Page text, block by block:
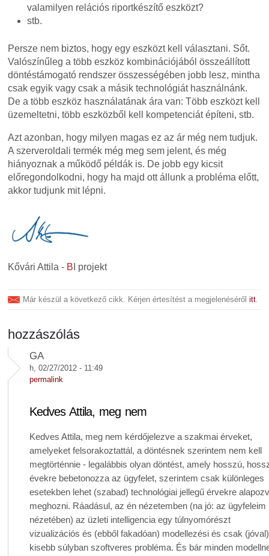
valamilyen relációs riportkészítő eszközt?
stb.
Persze nem biztos, hogy egy eszközt kell választani. Sőt.
Valószínűleg a több eszköz kombinációjából összeállított
döntéstámogató rendszer összességében jobb lesz, mintha
csak egyik vagy csak a másik technológiát használnánk.
De a több eszköz használatának ára van: Több eszközt kell
üzemeltetni, több eszközből kell kompetenciát építeni, stb.
Azt azonban, hogy milyen magas ez az ár még nem tudjuk.
A szerveroldali termék még meg sem jelent, és még
hiányoznak a működő példák is. De jobb egy kicsit
előregondolkodni, hogy ha majd ott állunk a probléma előtt,
akkor tudjunk mit lépni.
Kővári Attila - B I projekt
Már készül a következő cikk. Kérjen értesítést a megjelenésérőlitt.
hozzászólás
GA
h, 02/27/2012 - 11:49
permalink
Kedves Attila, meg nem
Kedves Attila, meg nem kérdőjelezve a szakmai érveket,
amelyeket felsorakoztattál, a döntésnek szerintem nem kell
megtörténnie - legalábbis olyan döntést, amely hosszú,
évekre bebetonozza az ügyfelet, szerintem csak különleges
esetekben lehet (szabad) technológiai jellegű érvekre
meghozni. Ráadásul, az én nézetemben (na jó: az ügyfeleim
nézetében) az üzleti intelligencia egy túlnyomórészt
vizualizációs és (ebből fakadóan) modellezési és csak (jóval)
kisebb súlyban szoftveres probléma. És bár minden